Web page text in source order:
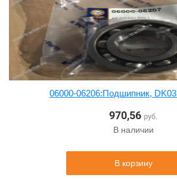
06000-06206:Подшипник,
970,56 руб.
В наличии
В корзину